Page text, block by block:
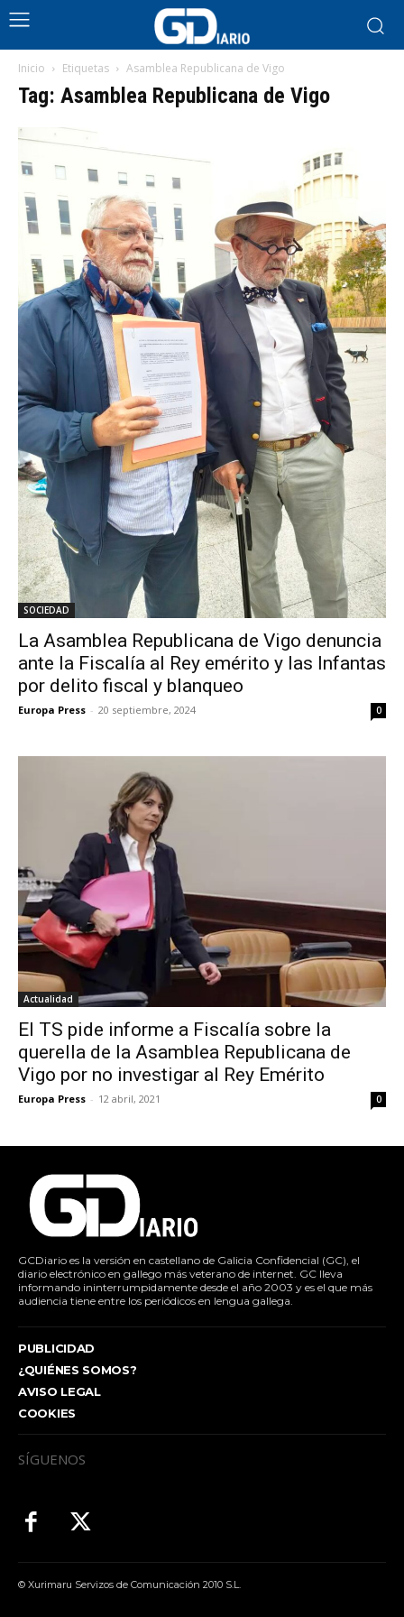
Inicio Etiquetas Asamblea Republicana de Vigo
Tag: Asamblea Republicana de Vigo
SOCIEDAD
La Asamblea Republicana de Vigo denuncia
ante la Fiscalía al Rey emérito y las Infantas
por delito fiscal y blanqueo
Europa Press - 20 septiembre, 2024 0
Actualidad
El TS pide informe a Fiscalía sobre la
querella de la Asamblea Republicana de
Vigo por no investigar al Rey Emérito
Europa Press - 12 abril, 2021 0
GCDiario es la versión en castellano de Galicia Confidencial (GC), el
diario electrónico en gallego más veterano de internet. GC lleva
informando ininterrumpidamente desde el año 2003 y es el que más
audiencia tiene entre los periódicos en lengua gallega.
PUBLICIDAD
¿QUIÉNES SOMOS?
AVISO LEGAL
COOKIES
SÍGUENOS
© Xurimaru Servizos de Comunicación 2010 S.L.